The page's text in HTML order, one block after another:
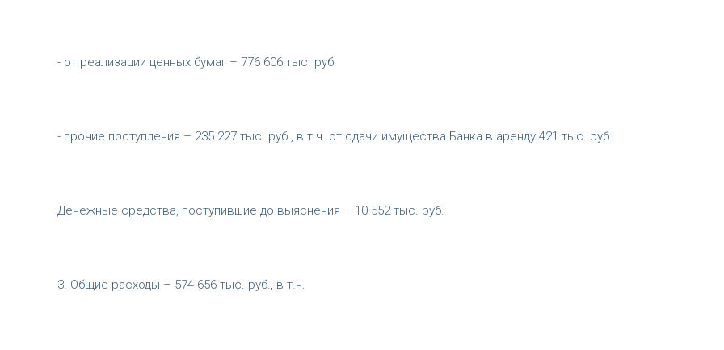
- от реализации ценных бумаг – 776 606 тыс. руб.
- прочие поступления – 235 227 тыс. руб., в т.ч. от сдачи имущества Банка в аренду 421 тыс. руб.
Денежные средства, поступившие до выяснения – 10 552 тыс. руб.
3. Общие расходы – 574 656 тыс. руб., в т.ч.